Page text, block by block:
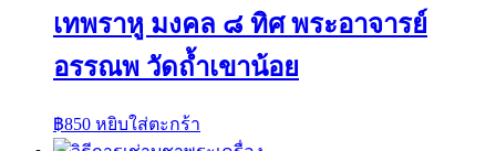
เทพราหู มงคล ๘ ทิศ พระอาจารย์
อรรณพ วัดถ้ำเขาน้อย
฿850 หยิบใส่ตะกร้า